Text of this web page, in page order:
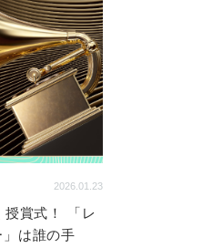
2026.01.23
賞式！ 「レ
は誰の手